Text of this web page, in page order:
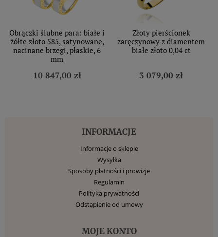
Obrączki ślubne para: białe i
żółte złoto 585, satynowane,
nacinane brzegi, płaskie, 6
mm
10 847,00 zł
Złoty pierścionek
zaręczynowy z diamentem
białe złoto 0,04 ct
3 079,00 zł
INFORMACJE
Informacje o sklepie
Wysyłka
Sposoby płatności i prowizje
Regulamin
Polityka prywatności
Odstąpienie od umowy
MOJE KONTO